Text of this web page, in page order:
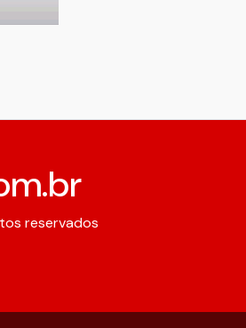
reservados